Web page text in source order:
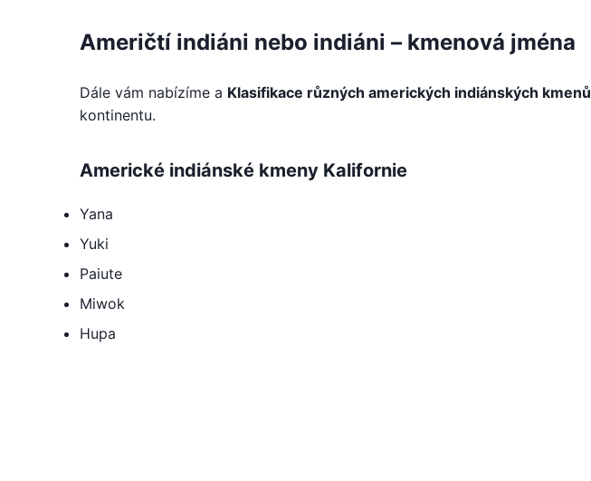
Američtí indiáni nebo indiáni – kmenová jména
Dále vám nabízíme a Klasifikace různých amerických indiánských kmenů
kontinentu.
Americké indiánské kmeny Kalifornie
Yana
Yuki
Paiute
Miwok
Hupa